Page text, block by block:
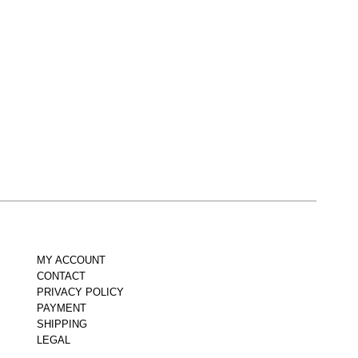
MY ACCOUNT
CONTACT
PRIVACY POLICY
PAYMENT
SHIPPING
LEGAL